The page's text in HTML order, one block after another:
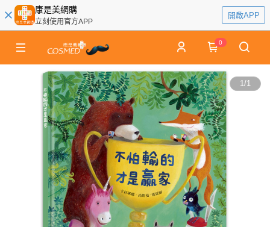
康是美網購
立刻使用官方APP
開啟APP
0
1/1